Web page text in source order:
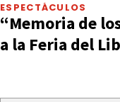
ESPECTÁCULOS
“Memoria de
a la Feria del